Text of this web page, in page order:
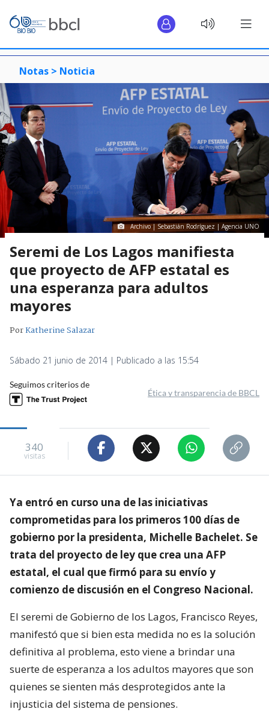
Notas > Noticia
Archivo | Sebastián Rodríguez | Agencia UNO
Seremi de Los Lagos manifiesta
que proyecto de AFP estatal es
una esperanza para adultos
mayores
PorKatherine Salazar
Sábado 21 junio de 2014 | Publicado a las 15:54
Seguimos criterios de
Ética y transparencia de BBCL
340
visitas
Ya entró en curso una de las iniciativas
comprometidas para los primeros 100 días de
gobierno por la presidenta, Michelle Bachelet. Se
trata del proyecto de ley que crea una AFP
estatal, el cual que firmó para su envío y
comienzo de discusión en el Congreso Nacional.
El seremi de Gobierno de los Lagos, Francisco Reyes,
manifestó que si bien esta medida no es la solución
definitiva al problema, esto viene a brindar una
suerte de esperanza a los adultos mayores que son
quienes se sienten más desprotegidos ante la
injusticia del sistema de pensiones.